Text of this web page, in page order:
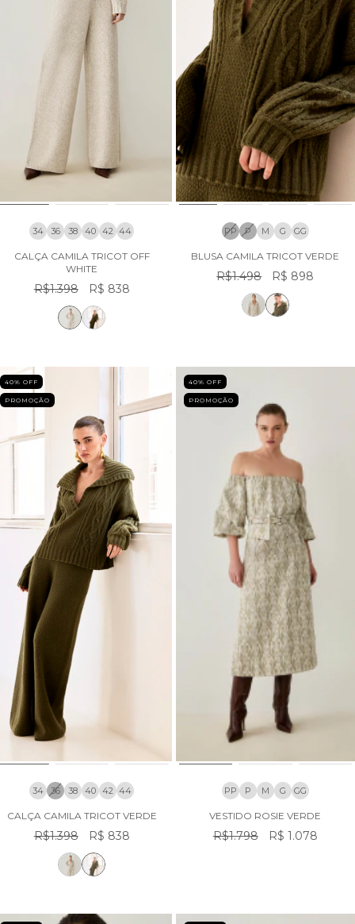
34 36 38 40 42 44
CALÇA CAMILA TRICOT OFF
WHITE
R$1.398 R$ 838
PP P M G GG
BLUSA CAMILA TRICOT VERDE
R$1.498 R$ 898
40% OFF
PROMOÇÃO
34 36 38 40 42 44
CALÇA CAMILA TRICOT VERDE
R$1.398 R$ 838
40% OFF
PROMOÇÃO
PP P M G GG
VESTIDO ROSIE VERDE
R$1.798 R$ 1.078